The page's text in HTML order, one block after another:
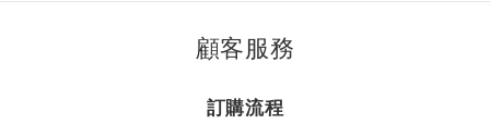
顧客服務
訂購流程